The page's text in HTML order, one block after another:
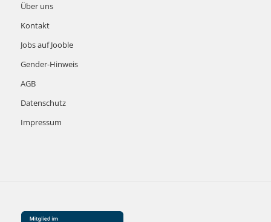
Über uns
Kontakt
Jobs auf Jooble
Gender-Hinweis
AGB
Datenschutz
Impressum